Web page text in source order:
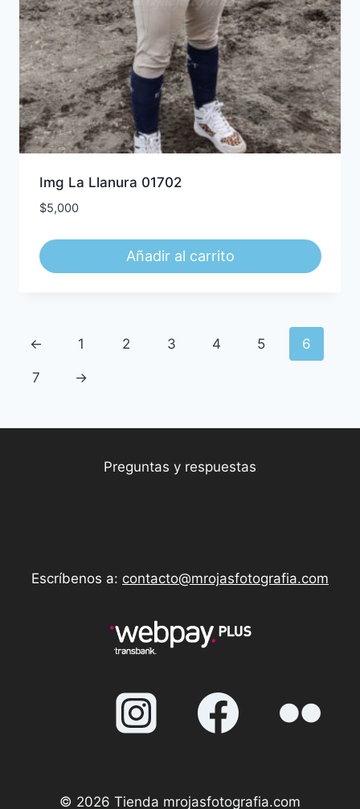
Img La Llanura 01702
$5,000
Añadir al carrito
← 1 2 3 4 5 6
7 →
Preguntas y respuestas
Escríbenos a: contacto@mrojasfotografia.com
© 2026 Tienda mrojasfotografia.com